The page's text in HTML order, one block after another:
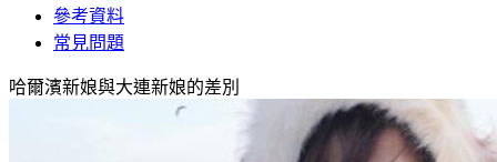
參考資料
常見問題
哈爾濱新娘與大連新娘的差別